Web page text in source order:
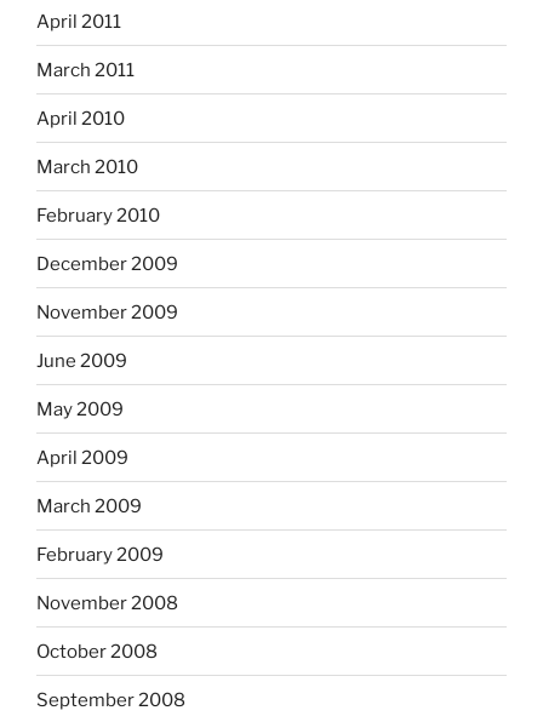
April 2011
March 2011
April 2010
March 2010
February 2010
December 2009
November 2009
June 2009
May 2009
April 2009
March 2009
February 2009
November 2008
October 2008
September 2008